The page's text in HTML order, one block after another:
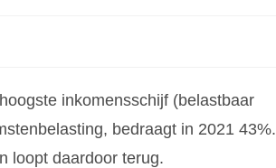
inkomensschijf (belastbaar
bedraagt in 2021 43%.
loopt daardoor terug.